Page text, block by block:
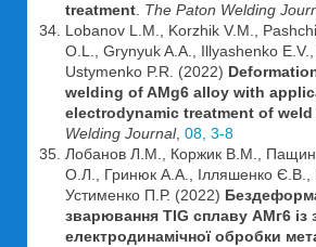
treatment The Paton Welding
Lobanov L.M., Korzhik V.M.,
O.L., Grynyuk A.A., Illyashenko E.V.,
Ustymenko P.R. (2022)
welding of AMg6 alloy with
electrodynamic treatment of weld
Welding Journal, 08, 3-8
Лобанов Л.М., Коржик В.М.,
О.Л., Гринюк А.А., Ілляшенко Є.В.,
Устименко П.Р. (2022)
зварювання TIG сплаву AMг6 із
електродинамічної обробки